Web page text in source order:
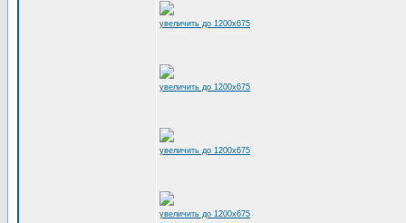
увеличить до 1200x675
увеличить до 1200x675
увеличить до 1200x675
увеличить до 1200x675